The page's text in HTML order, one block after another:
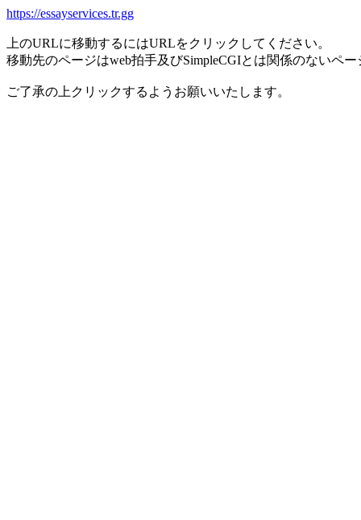
https://essayservices.tr.gg
上のURLに移動するにはURLをクリックしてください。
移動先のページはweb拍手及びSimpleCGIとは関係のないペ
ご了承の上クリックするようお願いいたします。